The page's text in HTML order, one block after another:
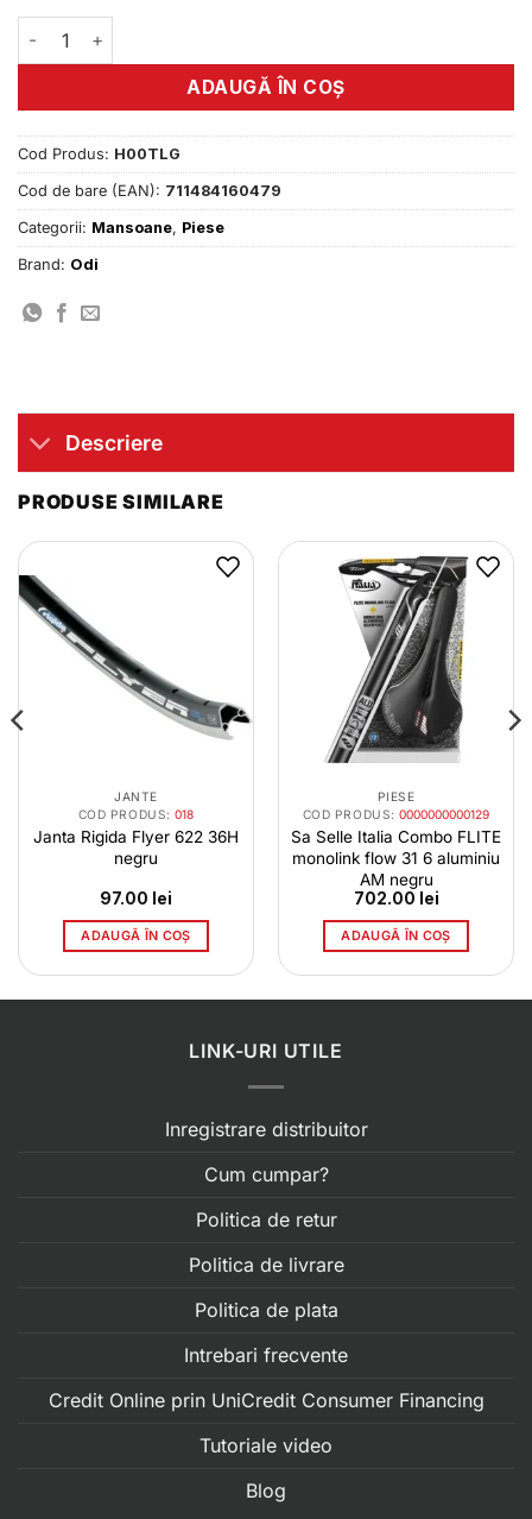
Cantitate Mansoane Moticicleta Odi Mx Tld grey
ADAUGĂ ÎN COȘ
Cod Produs: H00TLG
Cod de bare (EAN): 711484160479
Categorii: Mansoane, Piese
Brand: Odi
Descriere
PRODUSE SIMILARE
JANTE
COD PRODUS:018
Janta Rigida Flyer 622 36H
negru
97.00 lei
ADAUGĂ ÎN COȘ
PIESE
COD PRODUS:0000000000129
Sa Selle Italia Combo FLITE
monolink flow 31 6 aluminiu
AM negru
702.00 lei
ADAUGĂ ÎN COȘ
LINK-URI UTILE
Inregistrare distribuitor
Cum cumpar?
Politica de retur
Politica de livrare
Politica de plata
Intrebari frecvente
Credit Online prin UniCredit Consumer Financing
Tutoriale video
Blog